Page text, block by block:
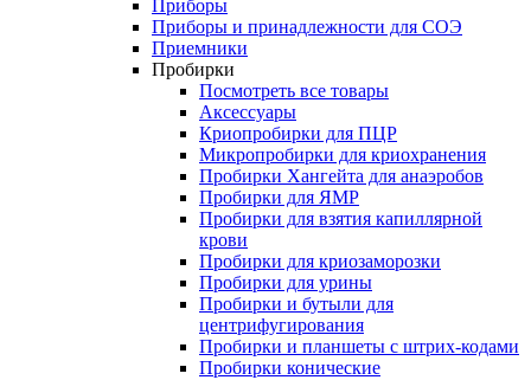
Приборы
Приборы и принадлежности для СОЭ
Приемники
Пробирки
Посмотреть все товары
Аксессуары
Криопробирки для ПЦР
Микропробирки для криохранения
Пробирки Хангейта для анаэробов
Пробирки для ЯМР
Пробирки для взятия капиллярной
крови
Пробирки для криозаморозки
Пробирки для урины
Пробирки и бутыли для
центрифугирования
Пробирки и планшеты с штрих-кодами
Пробирки конические